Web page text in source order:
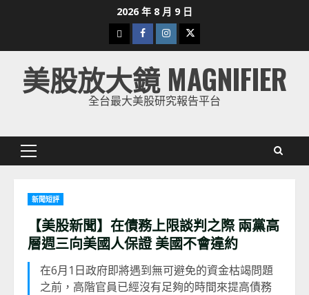
2026 年 8 月 9 日
下
載
美
股
Facebook
Instagram
Twitter
美股放大鏡 MAGNIFIER
全台最大美股研究報告平台
Primary
新聞短評
【美股新聞】在債務上限談判之際 兩黨高
層週三向美國人保證 美國不會違約
在6月1日政府即將遇到無可避免的資金枯竭問題
之前，高階官員已經沒有足夠的時間來提高債務